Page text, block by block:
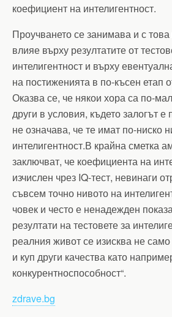
коефициент на интелигентност.
Проучването се занимава и с
влияе върху резултатите от
интелигентност и върху
на постиженията в по-късен етап
Оказва се, че някои хора са по-
други в условия, където залогът
не означава, че те имат по-ниско
интелигентност.В крайна сметка
заключват, че коефициента на
изчислен чрез IQ-тест, невинаги
съвсем точно нивото на
човек и често е ненадежден
резултати на тестовете за
реалния живот се изисква не само
и куп други качества като
конкурентноспособност“.
zdrave.bg